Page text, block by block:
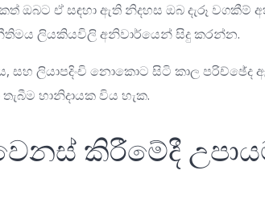
ඔබට ඒ සඳහා ඇති නිදහස ඔබ දැරූ වගකීම්
ලියකියවිලි අනිවාර්යෙන් සිදු කරන්න.
සහ ලියාපදිංචි නොකොට සිටි කාල පරිච්ඡේද
හානිදායක විය හැක.
කිරීමේදී